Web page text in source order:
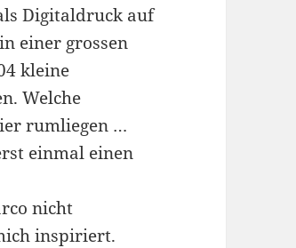
Digitaldruck auf
einer grossen
kleine
Welche
rumliegen …
einmal einen
nicht
inspiriert.